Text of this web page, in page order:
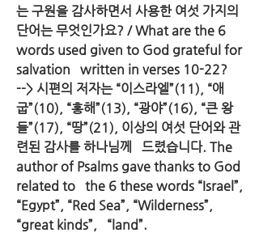
는 구원을 감사하면서 사용한 여섯 가지의
단어는 무엇인가요? / What are the 6
words used given to God grateful for
salvation   written in verses 10-22?
--> 시편의 저자는 “이스라엘”(11), “애
굽”(10), “홍해”(13), “광야”(16), “큰 왕
들”(17), “땅”(21), 이상의 여섯 단어와 관
련된 감사를 하나님께   드렸습니다. The
author of Psalms gave thanks to God
related to   the 6 these words “Israel”,
“Egypt”, “Red Sea”, “Wilderness”,
“great kinds”,   “land”.